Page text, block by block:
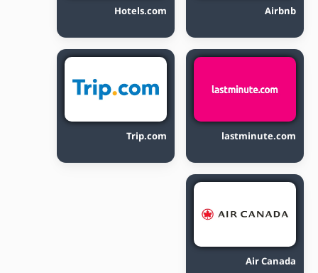
Airbnb
Hotels.com
lastminute.com
Trip.com
Air Canada